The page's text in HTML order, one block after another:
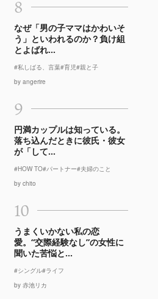
8
なぜ「男の子ママはかわいそ
う」といわれるのか？負け組
とよばれ...
#私しばる、言葉#育児#親と子
by angerire
9
円満カップルは知っている。
落ち込んだときに彼氏・彼女
が「して...
#HOW TO#パートナー#夫婦のこと
by chito
10
うまくいかない私の恋
愛。“交際経験なし”の女性に
聞いた苦悩と...
#シングル#ライフ
by 赤池リカ